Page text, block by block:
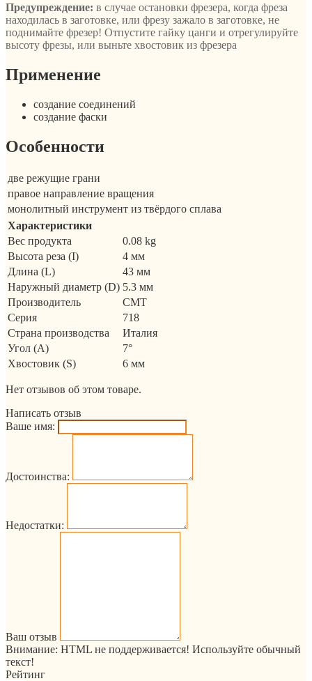
Предупреждение: в случае остановки фрезера, когда фреза
находилась в заготовке, или фрезу зажало в заготовке, не
поднимайте фрезер! Отпустите гайку цанги и отрегулируйте
высоту фрезы, или выньте хвостовик из фрезера
Применение
создание соединений
создание фаски
Особенности
две режущие грани
правое направление вращения
монолитный инструмент из твёрдого сплава
Характеристики
Вес продукта
0.08 kg
Высота реза (I)
4 мм
Длина (L)
43 мм
Наружный диаметр (D) 5.3 мм
Производитель
CMT
Серия
718
Страна производства
Италия
Угол (A)
7°
Хвостовик (S)
6 мм
Нет отзывов об этом товаре.
Написать отзыв
Ваше имя:
Достоинства:
Недостатки:
Ваш отзыв
Внимание: HTML не поддерживается! Используйте обычный
текст!
Рейтинг